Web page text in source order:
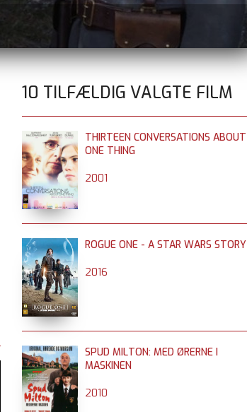
10 TILFÆLDIG VALGTE FILM
THIRTEEN CONVERSATIONS ABOUT
ONE THING
2001
ROGUE ONE - A STAR WARS STORY
2016
SPUD MILTON: MED ØRERNE I
MASKINEN
2010